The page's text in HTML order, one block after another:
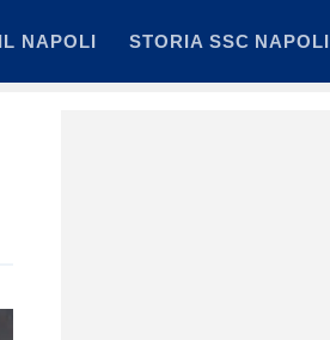
NAPOLI STORIA SSC NAPOLI